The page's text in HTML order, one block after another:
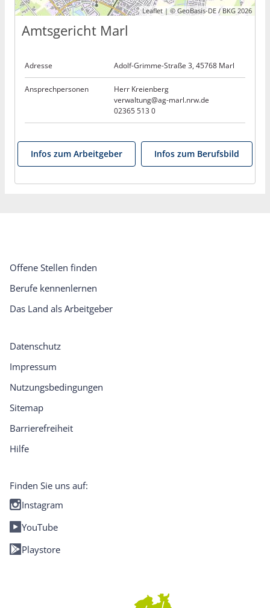
Leaflet | © GeoBasis-DE / BKG 2026
Amtsgericht Marl
Adresse Adolf-Grimme-Straße 3, 45768 Marl
Ansprechpersonen
Herr Kreienberg
verwaltung@ag-marl.nrw.de
02365 513 0
Infos zum Arbeitgeber Infos zum Berufsbild
Offene Stellen finden
Berufe kennenlernen
Das Land als Arbeitgeber
Datenschutz
Impressum
Nutzungsbedingungen
Sitemap
Barrierefreiheit
Hilfe
Finden Sie uns auf:
Instagram
YouTube
Playstore